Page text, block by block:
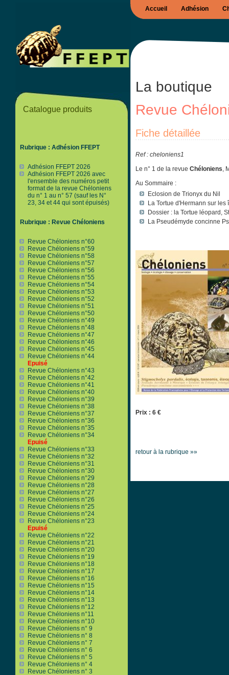
Accueil Adhésion
La boutique
Revue
Fiche détaillée
Ref : cheloniens1
Le n° 1 de la revue Chéloniens,
Au Sommaire :
Eclosion de Trionyx du Nil
La Tortue d'Hermann sur
Dossier : la Tortue léopard,
La Pseudémyde concinne
Prix : 6 €
retour à la rubrique »»
Catalogue produits
Rubrique : Adhésion FFEPT
Adhésion FFEPT 2026
Adhésion FFEPT 2026 avec
l'ensemble des numéros petit
format de la revue Chéloniens
du n° 1 au n° 57 (sauf les N°
23, 34 et 44 qui sont épuisés)
Rubrique : Revue Chéloniens
Revue Chéloniens n°60
Revue Chéloniens n°59
Revue Chéloniens n°58
Revue Chéloniens n°57
Revue Chéloniens n°56
Revue Chéloniens n°55
Revue Chéloniens n°54
Revue Chéloniens n°53
Revue Chéloniens n°52
Revue Chéloniens n°51
Revue Chéloniens n°50
Revue Chéloniens n°49
Revue Chéloniens n°48
Revue Chéloniens n°47
Revue Chéloniens n°46
Revue Chéloniens n°45
Revue Chéloniens n°44
Epuisé
Revue Chéloniens n°43
Revue Chéloniens n°42
Revue Chéloniens n°41
Revue Chéloniens n°40
Revue Chéloniens n°39
Revue Chéloniens n°38
Revue Chéloniens n°37
Revue Chéloniens n°36
Revue Chéloniens n°35
Revue Chéloniens n°34
Epuisé
Revue Chéloniens n°33
Revue Chéloniens n°32
Revue Chéloniens n°31
Revue Chéloniens n°30
Revue Chéloniens n°29
Revue Chéloniens n°28
Revue Chéloniens n°27
Revue Chéloniens n°26
Revue Chéloniens n°25
Revue Chéloniens n°24
Revue Chéloniens n°23
Epuisé
Revue Chéloniens n°22
Revue Chéloniens n°21
Revue Chéloniens n°20
Revue Chéloniens n°19
Revue Chéloniens n°18
Revue Chéloniens n°17
Revue Chéloniens n°16
Revue Chéloniens n°15
Revue Chéloniens n°14
Revue Chéloniens n°13
Revue Chéloniens n°12
Revue Chéloniens n°11
Revue Chéloniens n°10
Revue Chéloniens n° 9
Revue Chéloniens n° 8
Revue Chéloniens n° 7
Revue Chéloniens n° 6
Revue Chéloniens n° 5
Revue Chéloniens n° 4
Revue Chéloniens n° 3